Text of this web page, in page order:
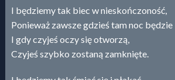
I będziemy tak biec w nieskończoność,
Ponieważ zawsze gdzieś tam noc będzie
I gdy czyjeś oczy się otworzą,
Czyjeś szybko zostaną zamknięte.